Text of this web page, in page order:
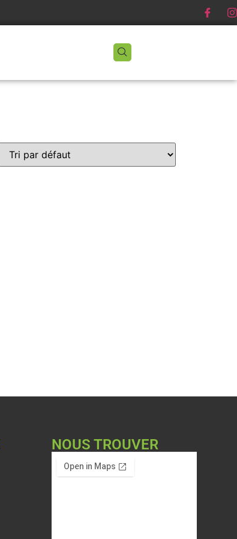
NOUS TROUVER